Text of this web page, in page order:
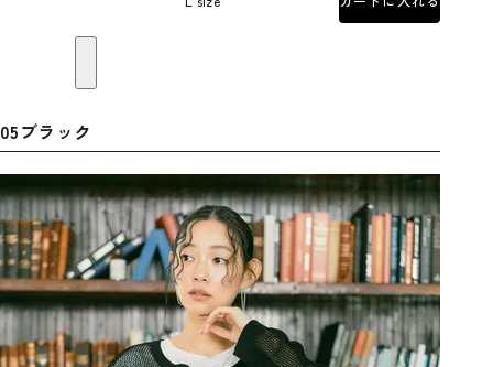
05ブラック